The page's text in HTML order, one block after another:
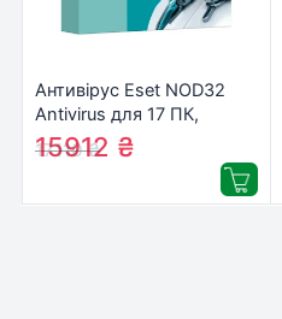
Антивірус Eset NOD32
Antivirus для 17 ПК,
лицензия на 2year
(16_17_2)
17110₴
15912 ₴